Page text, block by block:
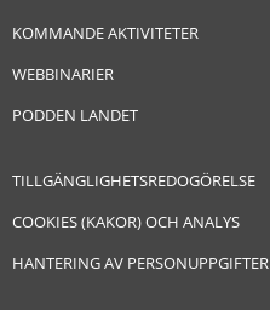
KOMMANDE AKTIVITETER
WEBBINARIER
PODDEN LANDET
TILLGÄNGLIGHETSREDOGÖRELSE
COOKIES (KAKOR) OCH ANALYS
HANTERING AV PERSONUPPGIFTER